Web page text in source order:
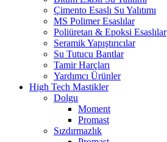
Çimento Esaslı Su Yalıtımı
MS Polimer Esaslılar
Poliüretan & Epoksi Esaslılar
Seramik Yapıştırıcılar
Su Tutucu Bantlar
Tamir Harçları
Yardımcı Ürünler
High Tech Mastikler
Dolgu
Moment
Promast
Sızdırmazlık